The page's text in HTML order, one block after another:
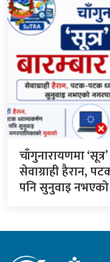
चाँगुनारायणमा
सेवाग्राही हैरान,
पनि सुनुवाइ